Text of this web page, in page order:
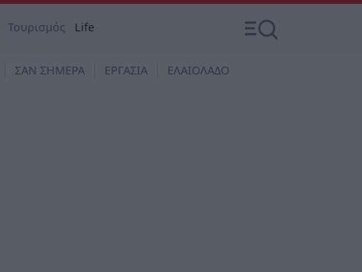
Τουρισμός Life
ΣΑΝ ΣΗΜΕΡΑ ΕΡΓΑΣΙΑ ΕΛΑΙΟΛΑΔΟ